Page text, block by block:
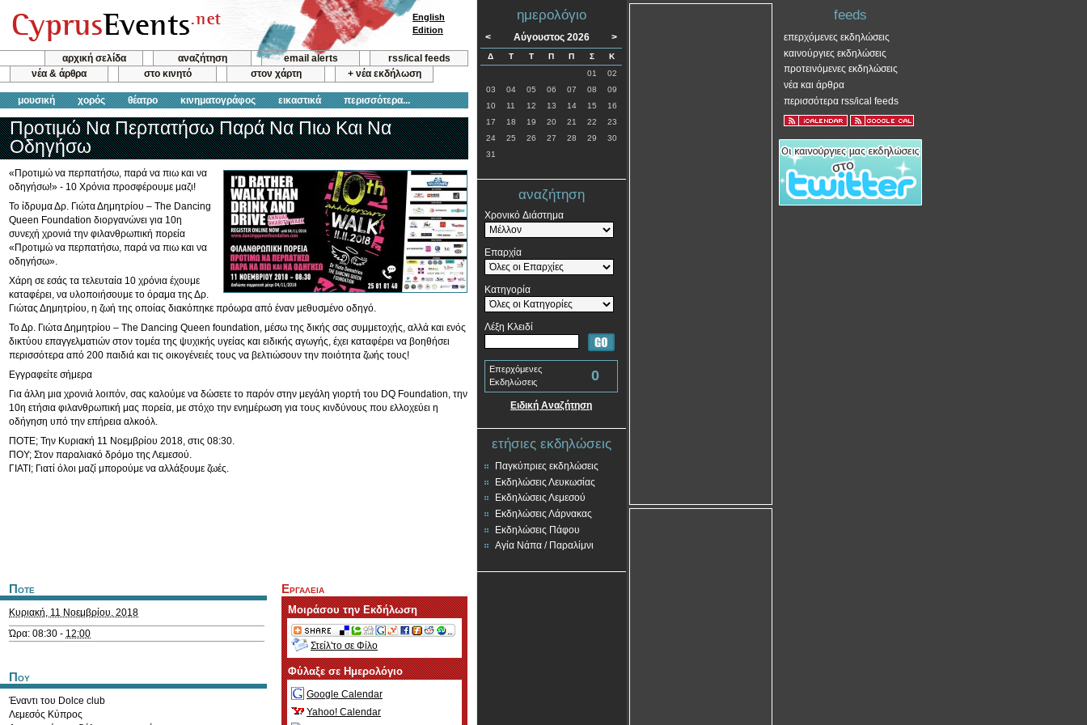
αρχική σελίδα αναζήτηση email alerts
rss/ical feeds
νέα & άρθρα
στο κινητό στον χάρτη + νέα εκδήλωση
μουσική χορός θέατρο κινηματογράφος εικαστικά περισσότερα...
English
Edition
Προτιμώ Να Περπατήσω Παρά Να Πιω Και Να
Οδηγήσω
«Προτιμώ να περπατήσω, παρά να πιω και να
οδηγήσω!» - 10 Χρόνια προσφέρουμε μαζι!
Το ίδρυμα Δρ. Γιώτα Δημητρίου – The Dancing
Queen Foundation διοργανώνει για 10η
συνεχή χρονιά την φιλανθρωπική πορεία
«Προτιμώ να περπατήσω, παρά να πιω και να
οδηγήσω».
Χάρη σε εσάς τα τελευταία 10 χρόνια έχουμε
καταφέρει, να υλοποιήσουμε το όραμα της Δρ.
Γιώτας Δημητρίου, η ζωή της οποίας διακόπηκε πρόωρα από έναν μεθυσμένο οδηγό.
Το Δρ. Γιώτα Δημητρίου – The Dancing Queen foundation, μέσω της δικής σας συμμετοχής, αλλά και ενός
δικτύου επαγγελματιών στον τομέα της ψυχικής υγείας και ειδικής αγωγής, έχει καταφέρει να βοηθήσει
περισσότερα από 200 παιδιά και τις οικογένειές τους να βελτιώσουν την ποιότητα ζωής τους!
Εγγραφείτε σήμερα
Για άλλη μια χρονιά λοιπόν, σας καλούμε να δώσετε το παρόν στην μεγάλη γιορτή του DQ Foundation, την
10η ετήσια φιλανθρωπική μας πορεία, με στόχο την ενημέρωση για τους κινδύνους που ελλοχεύει η
οδήγηση υπό την επήρεια αλκοόλ.
ΠΟΤΕ; Την Κυριακή 11 Νοεμβρίου 2018, στις 08:30.
ΠΟΥ; Στον παραλιακό δρόμο της Λεμεσού.
ΓΙΑΤΙ; Γιατί όλοι μαζί μπορούμε να αλλάξουμε ζωές.
Ποτε
Κυριακή, 11 Νοεμβρίου, 2018
Ώρα: 08:30 - 12:00
Που
Έναντι του Dolce club
Λεμεσός Κύπρος
Εργαλεια
Μοιράσου την Εκδήλωση
Στείλ'το σε Φίλο
Φύλαξε σε Ημερολόγιο
Google Calendar
Yahoo! Calendar
ημερολόγιο
< Αύγουστος 2026 >
Δ Τ Τ Π Π Σ
Κ
01
02
03
04 05 06 07 08
09
10
11 12 13 14 15
16
17
18 19 20 21 22
23
24
25 26 27 28 29
30
31
αναζήτηση
Χρονικό Διάστημα
Επαρχία
Κατηγορία
Λέξη Κλειδί
Επερχόμενες
Εκδηλώσεις
0
Ειδική Αναζήτηση
ετήσιες εκδηλώσεις
Παγκύπριες εκδηλώσεις
Εκδηλώσεις Λευκωσίας
Εκδηλώσεις Λεμεσού
Εκδηλώσεις Λάρνακας
Εκδηλώσεις Πάφου
Αγία Νάπα / Παραλίμνι
feeds
επερχόμενες εκδηλώσεις
καινούργιες εκδηλώσεις
προτεινόμενες εκδηλώσεις
νέα και άρθρα
περισσότερα rss/ical feeds